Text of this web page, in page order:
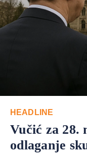
HEADLINE
Vučić za 28.
odlaganje